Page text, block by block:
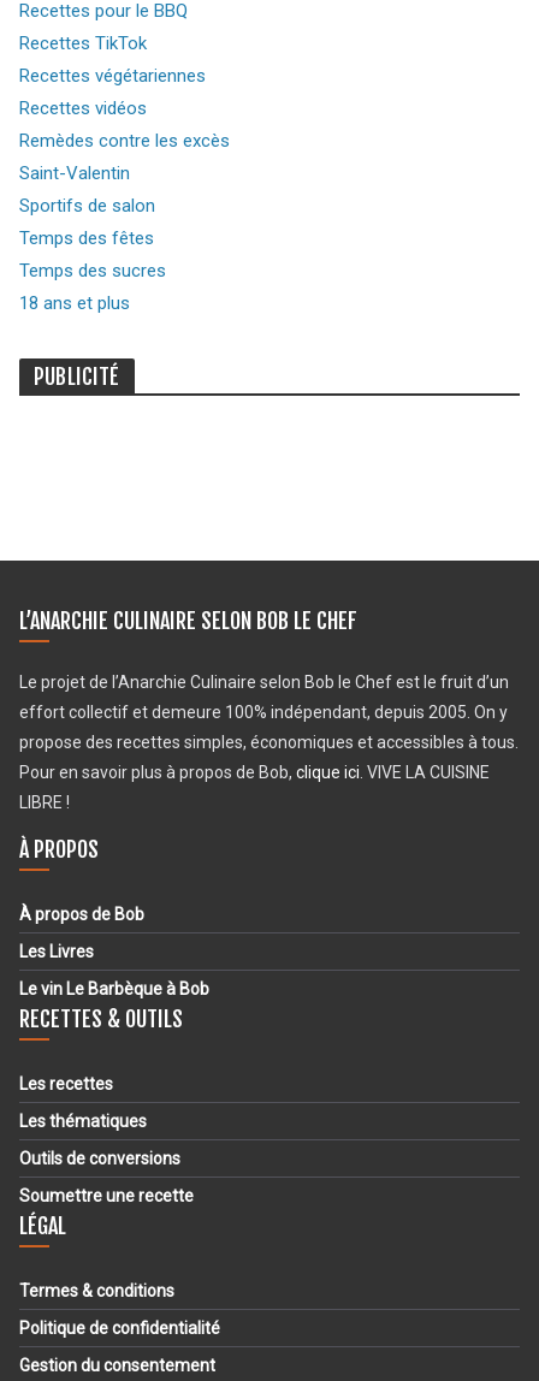
Recettes pour le BBQ
Recettes TikTok
Recettes végétariennes
Recettes vidéos
Remèdes contre les excès
Saint-Valentin
Sportifs de salon
Temps des fêtes
Temps des sucres
18 ans et plus
PUBLICITÉ
L’ANARCHIE CULINAIRE SELON BOB LE CHEF
Le projet de l’Anarchie Culinaire selon Bob le Chef est le fruit d’un
effort collectif et demeure 100% indépendant, depuis 2005. On y
propose des recettes simples, économiques et accessibles à tous.
Pour en savoir plus à propos de Bob, clique ici. VIVE LA CUISINE
LIBRE !
À PROPOS
À propos de Bob
Les Livres
Le vin Le Barbèque à Bob
RECETTES & OUTILS
Les recettes
Les thématiques
Outils de conversions
Soumettre une recette
LÉGAL
Termes & conditions
Politique de confidentialité
Gestion du consentement